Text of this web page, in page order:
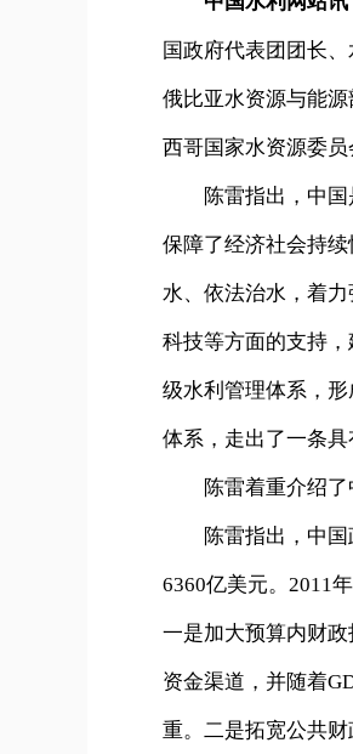
国政府代表团团长
俄比亚水资源与能
西哥国家水资源委
陈雷指出，中国是
保障了经济社会持
水、依法治水，着
科技等方面的支持
级水利管理体系，
体系，走出了一条具
陈雷着重介绍了中
陈雷指出，中国政
6360亿美元。2011
一是加大预算内财
资金渠道，并随着
重。二是拓宽公共